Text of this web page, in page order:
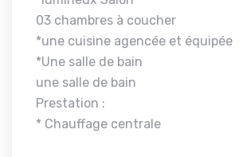
03 chambres à coucher
*une cuisine agencée et équipée
*Une salle de bain
une salle de bain
Prestation :
* Chauffage centrale